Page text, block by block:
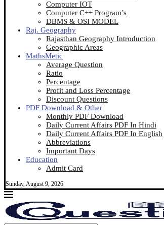
Computer IOT
Computer C++ Program’s
DBMS & OSI MODEL
Raj. Geography
Rajasthan Geography Introduction
Geographic Areas
MathsMetic
Average Question
Ratio
Percentage
Profit and Loss Percentage
Discount Questions
PDF Download & Other
Monthly PDF Download
Daily Current Affairs PDF In Hindi
Daily Current Affairs PDF In English
Abbreviations
Important Days
Education
Admit Card
Sunday, August 9, 2026